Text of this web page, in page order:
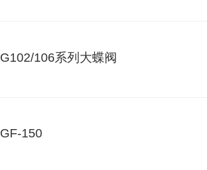
G102/106系列大蝶阀
GF-150